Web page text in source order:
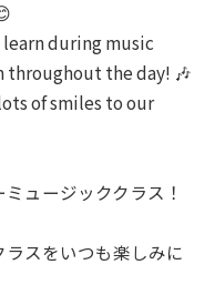
during music
throughout the day! 🎶
of smiles to our
ュージッククラス！
スをいつも楽しみに